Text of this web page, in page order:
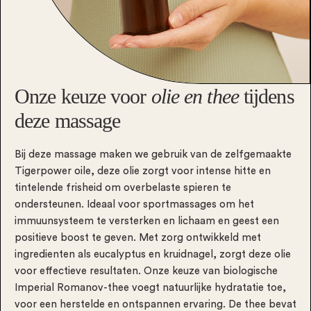
van verkrampte spieren en het verminderen van spanning
en stress in het lichaam. Onze ervaren masseurs maken
gebruik van diverse technieken om je spieren optimaal te
Onze keuze voor olie en theetijdens
deze massage
Bij deze massage maken we gebruik van de zelfgemaakte
Tigerpower oile, deze olie zorgt voor intense hitte en
tintelende frisheid om overbelaste spieren te
ondersteunen. Ideaal voor sportmassages om het
immuunsysteem te versterken en lichaam en geest een
positieve boost te geven. Met zorg ontwikkeld met
ingredienten als eucalyptus en kruidnagel, zorgt deze olie
voor effectieve resultaten. Onze keuze van biologische
Imperial Romanov-thee voegt natuurlijke hydratatie toe,
voor een herstelde en ontspannen ervaring. De thee bevat